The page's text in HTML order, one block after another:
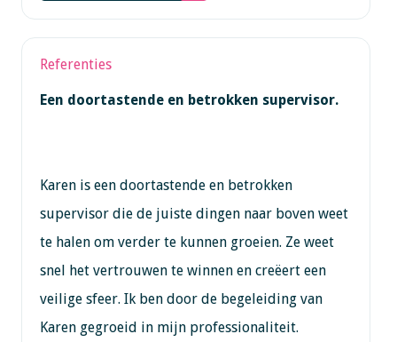
Referenties
Een doortastende en betrokken supervisor.
Karen is een doortastende en betrokken
supervisor die de juiste dingen naar boven weet
te halen om verder te kunnen groeien. Ze weet
snel het vertrouwen te winnen en creëert een
veilige sfeer. Ik ben door de begeleiding van
Karen gegroeid in mijn professionaliteit.